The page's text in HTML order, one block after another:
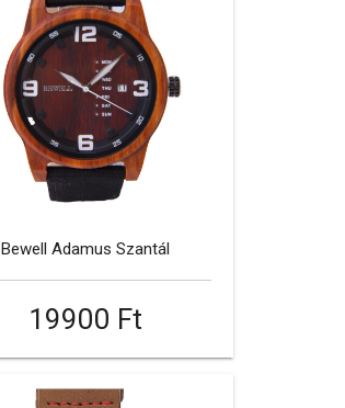
Bewell Adamus Szantál
19900 Ft